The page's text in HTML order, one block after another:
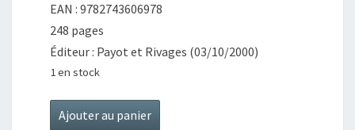
EAN : 9782743606978
248 pages
Éditeur : Payot et Rivages (03/10/2000)
1 en stock
quantité
Ajouter au panier